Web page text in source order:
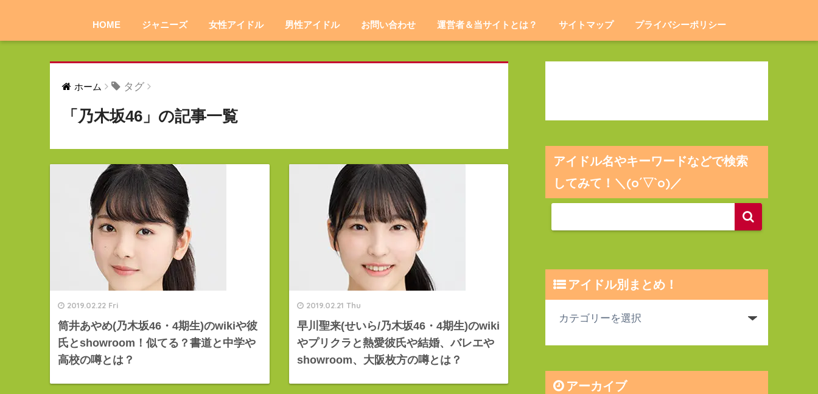
HOME ジャニーズ 女性アイドル 男性アイドル お問い合わせ 運営者＆当サイトとは？ サイトマップ プライバシーポリシー
ホーム タグ
「乃木坂46」の記事一覧
2019.02.22 Fri
筒井あやめ(乃木坂46・4期生)のwikiや彼
氏とshowroom！似てる？書道と中学や
高校の噂とは？
2019.02.21 Thu
早川聖来(せいら/乃木坂46・4期生)のwiki
やプリクラと熱愛彼氏や結婚、バレエや
showroom、大阪枚方の噂とは？
アイドル名やキーワードなどで検索
してみて！＼(o´▽`o)／
アイドル別まとめ！
アーカイブ